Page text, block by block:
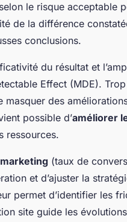
le risque acceptable
de la différence
conclusions.
du résultat et
Effect (MDE).
des
possible d’améliorer
ressources.
(taux de
et d’ajuster la
permet d’identifier les
site guide les